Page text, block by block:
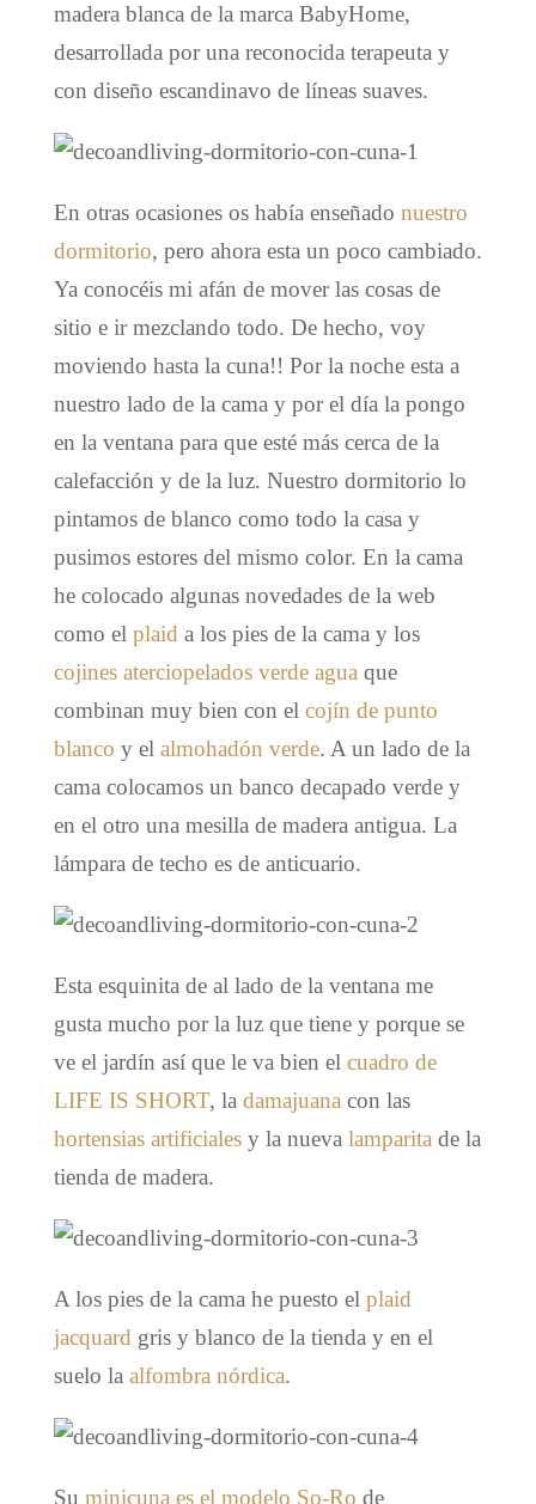
madera blanca de la marca BabyHome,
desarrollada por una reconocida terapeuta y
con diseño escandinavo de líneas suaves.
En otras ocasiones os había enseñado nuestro
dormitorio, pero ahora esta un poco cambiado.
Ya conocéis mi afán de mover las cosas de
sitio e ir mezclando todo. De hecho, voy
moviendo hasta la cuna!! Por la noche esta a
nuestro lado de la cama y por el día la pongo
en la ventana para que esté más cerca de la
calefacción y de la luz. Nuestro dormitorio lo
pintamos de blanco como todo la casa y
pusimos estores del mismo color. En la cama
he colocado algunas novedades de la web
como el plaid a los pies de la cama y los
cojines aterciopelados verde aguaque
combinan muy bien con el cojín de punto
blanco y el almohadón verde. A un lado de la
cama colocamos un banco decapado verde y
en el otro una mesilla de madera antigua. La
lámpara de techo es de anticuario.
Esta esquinita de al lado de la ventana me
gusta mucho por la luz que tiene y porque se
ve el jardín así que le va bien el cuadro de
LIFE IS SHORT, la damajuanacon las
hortensias artificialesy la nueva lamparitade la
tienda de madera.
A los pies de la cama he puesto el plaid
jacquard gris y blanco de la tienda y en el
suelo la alfombra nórdica.
Su minicuna es el modelo So-Ro de